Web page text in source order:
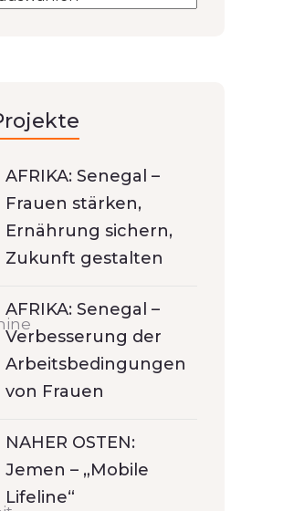
AFRIKA: Senegal –
Frauen stärken,
Ernährung sichern,
Zukunft gestalten
AFRIKA: Senegal –
Verbesserung der
Arbeitsbedingungen
von Frauen
NAHER OSTEN:
Jemen – „Mobile
Lifeline“